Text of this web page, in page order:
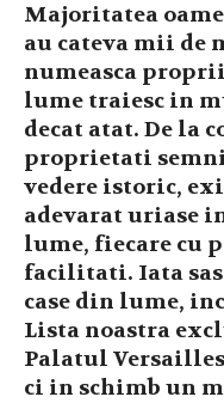
Majoritatea
au cateva mii de
numeasca
lume traiesc in
decat atat. De la
proprietati
vedere istoric,
adevarat uriase
lume, fiecare cu
facilitati. Iata
case din lume,
Lista noastra
Palatul
ci in schimb un